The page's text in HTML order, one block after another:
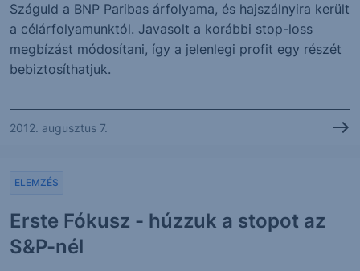
Száguld a BNP Paribas árfolyama, és hajszálnyira került
a célárfolyamunktól. Javasolt a korábbi stop-loss
megbízást módosítani, így a jelenlegi profit egy részét
bebiztosíthatjuk.
2012. augusztus 7.
Erste Fókusz - húzzuk a stopot az
S&P-nél
ELEMZÉS